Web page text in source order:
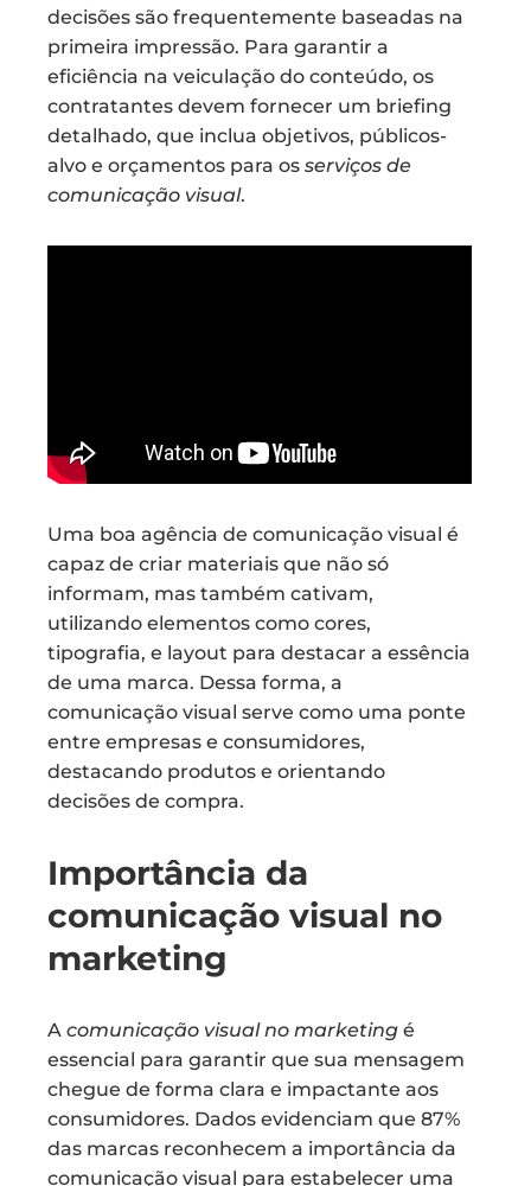
decisões são frequentemente baseadas na
primeira impressão. Para garantir a
eficiência na veiculação do conteúdo, os
contratantes devem fornecer um briefing
detalhado, que inclua objetivos, públicos-
alvo e orçamentos para os serviços de
comunicação visual.
Uma boa agência de comunicação visual é
capaz de criar materiais que não só
informam, mas também cativam,
utilizando elementos como cores,
tipografia, e layout para destacar a essência
de uma marca. Dessa forma, a
comunicação visual serve como uma ponte
entre empresas e consumidores,
destacando produtos e orientando
decisões de compra.
Importância da
comunicação visual no
marketing
A comunicação visual no marketing é
essencial para garantir que sua mensagem
chegue de forma clara e impactante aos
consumidores. Dados evidenciam que 87%
das marcas reconhecem a importância da
comunicação visual para estabelecer uma